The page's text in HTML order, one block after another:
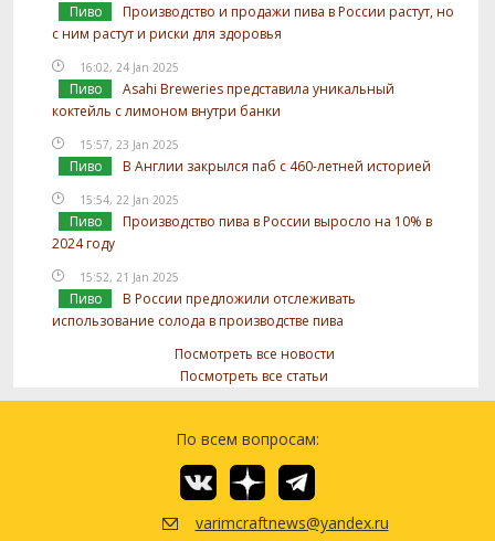
Пиво
Производство и продажи пива в России растут, но
с ним растут и риски для здоровья
16:02, 24 Jan 2025
Пиво
Asahi Breweries представила уникальный
коктейль с лимоном внутри банки
15:57, 23 Jan 2025
Пиво В Англии закрылся паб с 460-летней историей
15:54, 22 Jan 2025
Пиво
Производство пива в России выросло на 10% в
2024 году
15:52, 21 Jan 2025
Пиво
В России предложили отслеживать
использование солода в производстве пива
Посмотреть все новости
Посмотреть все статьи
По всем вопросам:
varimcraftnews@yandex.ru